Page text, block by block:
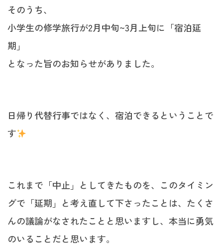
そのうち、
小学生の修学旅行が2月中旬~3月上旬に「宿泊延
期」
となった旨のお知らせがありました。
日帰り代替行事ではなく、宿泊できるということで
す
これまで「中止」としてきたものを、このタイミン
グで「延期」と考え直して下さったことは、たくさ
んの議論がなされたことと思いますし、本当に勇気
のいることだと思います。